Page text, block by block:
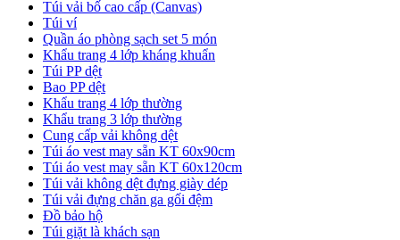
Túi vải bố cao cấp (Canvas)
Túi ví
Quần áo phòng sạch set 5 món
Khẩu trang 4 lớp kháng khuẩn
Túi PP dệt
Bao PP dệt
Khẩu trang 4 lớp thường
Khẩu trang 3 lớp thường
Cung cấp vải không dệt
Túi áo vest may sẵn KT 60x90cm
Túi áo vest may sẵn KT 60x120cm
Túi vải không dệt đựng giày dép
Túi vải đựng chăn ga gối đệm
Đồ bảo hộ
Túi giặt là khách sạn